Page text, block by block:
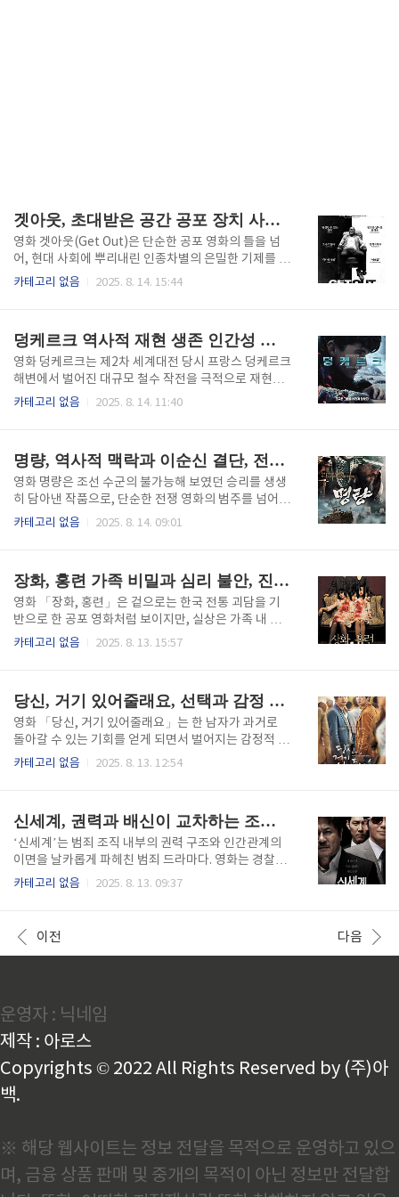
겟아웃, 초대받은 공간 공포 장치 사회비판적 호러
영화 겟아웃(Get Out)은 단순한 공포 영화의 틀을 넘
어, 현대 사회에 뿌리내린 인종차별의 은밀한 기제를 드
러내는 작품이다. 감독 조던 필은 흑인 주인공이 백인
적인 괴물이나 유혈 장면 대신, 일상의 대화와 행동 속
에 스며든 차별적 기호를 공포의 중심 장치로 활용하여
관객에게 더 깊은 불안을 안긴다. 겟아웃은 특히 ‘선큰
플레이스’라는 강렬한 은유를 통해 사회 속에서 목소리
를 빼앗긴 집단의 경험을 압축적으로 표현하며, 단순한
세계적인 주목을 ..
카테고리 없음 2025. 8. 14. 15:44
덩케르크 역사적 재현 생존 인간성 울림
영화 덩케르크는 제2차 세계대전 당시 프랑스 덩케르크
해변에서 벌어진 대규모 철수 작전을 극적으로 재현한
작품으로, 단순한 전쟁 영화의 범주를 넘어 인간의 생존
감을 극대화한 촬영 기법을 통해 전쟁의 긴장과 두려움
을 관객이 직접 체험하는 듯한 몰입감을 선사한다. 이
영화는 전쟁이라는 거대한 사건 속에 휘말린 개인들의
시선을 중심으로 전개되며, 역사적 사실을 바탕으로 하
면서도 극적인 드라마를 형성하여 교육적 가치와 영화
는 인간들의 모습을 통해 오..
카테고리 없음 2025. 8. 14. 11:40
명량, 역사적 맥락과 이순신 결단, 전쟁 심리
영화 명량은 조선 수군의 불가능해 보였던 승리를 생생
히 담아낸 작품으로, 단순한 전쟁 영화의 범주를 넘어선
다. 12척의 조선 수군과 330여 척의 일본 수군이 맞붙
다. 영화는 치밀한 고증을 바탕으로 당시의 지리적 조건
과 조류의 특성을 활용한 전술을 사실적으로 재현하면
서, 동시에 장군의 인간적인 고뇌와 지도자로서의 용기
를 드러낸다. 또한 두려움과 공포에 휩싸였던 병사들이
지도자의 신념 아래 어떻게 결속하며 전투에 임했는지
심리학, 전략학적 관점에서 ..
카테고리 없음 2025. 8. 14. 09:01
장화, 홍련 가족 비밀과 심리 불안, 진실 직면
영화 「장화, 홍련」은 겉으로는 한국 전통 괴담을 기
반으로 한 공포 영화처럼 보이지만, 실상은 가족 내 억
눌린 비밀과 심리적 불안, 그리고 숨겨진 진실을 마주하
실과 환상이 교차하는 불안정한 시각 속에서, 가족 구성
원 간의 단절과 억압, 그리고 죄책감의 무게를 체감하게
된다. 작품은 무섭기보다 차갑고, 공포적이기보다 섬세
하며, 끝내는 감정적으로 무너뜨리는 힘을 지닌다. 가족
비밀의 서늘한 서막영화는 두 자매가 시골의 오래된 집
갑고 기묘하다. ..
카테고리 없음 2025. 8. 13. 15:57
당신, 거기 있어줄래요, 선택과 감정 균형, 시간 수용
영화 「당신, 거기 있어줄래요」는 한 남자가 과거로
돌아갈 수 있는 기회를 얻게 되면서 벌어지는 감정적 갈
등과 선택의 무게를 깊이 파고드는 작품이다. 사랑하는
계의 본질과 수용의 의미를 탐구하며, 관객에게 과거와
현재, 그리고 미래를 바라보는 새로운 시각을 제시한다.
단순한 멜로드라마를 넘어, 인생의 불가역성과 선택의
책임을 섬세하게 그려낸 수작이다. 선택 앞에서 드러나
는 인간영화는 주인공 수현이 의료 봉사 현장에서 한 노
알약이 그를 30년 전 과거로 되돌려 놓는 열쇠가 된다.
단 한 번의 기..
카테고리 없음 2025. 8. 13. 12:54
신세계, 권력과 배신이 교차하는 조직의 생태학
‘신세계’는 범죄 조직 내부의 권력 구조와 인간관계의
이면을 날카롭게 파헤친 범죄 드라마다. 영화는 경찰과
조직의 이중 스파이라는 설정을 중심으로, 충성과 배신,
성을 드러내며, 각 인물의 욕망과 두려움이 어떻게 얽혀
파국으로 치닫는지를 보여준다. 본문에서는 ‘신세계’가
내부 정치가 어떻게 얽혀 있는지를 세밀하게 그린다. 주
인공 이자성은 경찰로서 조직에 잠입해 활동하지만, 시
간이 지날수록 그는 임무와 개인적 관계 사이에서 점점
경계가 무너..
카테고리 없음 2025. 8. 13. 09:37
이전 다음
운영자 : 닉네임
제작 : 아로스
Copyrights © 2022 All Rights Reserved by (주)아
백.
※ 해당 웹사이트는 정보 전달을 목적으로 운영하고 있으
며, 금융 상품 판매 및 중개의 목적이 아닌 정보만 전달합